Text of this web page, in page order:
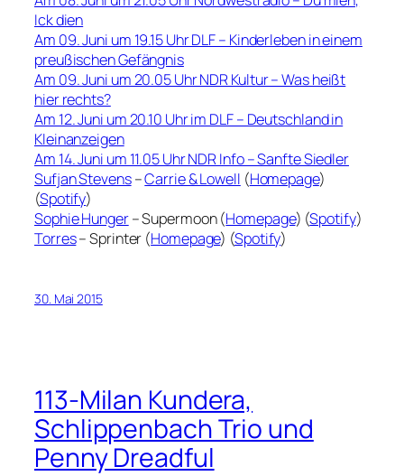
Ick dien
Am 09. Juni um 19.15 Uhr DLF – Kinderleben in einem
preußischen Gefängnis
Am 09. Juni um 20.05 Uhr NDR Kultur – Was heißt
hier rechts?
Am 12. Juni um 20.10 Uhr im DLF – Deutschland in
Kleinanzeigen
Am 14. Juni um 11.05 Uhr NDR Info – Sanfte Siedler
Sufjan Stevens–Carrie & Lowell (Homepage)
(Spotify)
Sophie Hunger– Supermoon (Homepage) (Spotify)
Torres– Sprinter (Homepage) (Spotify)
30. Mai 2015
113-Milan Kundera,
Schlippenbach Trio und
Penny Dreadful